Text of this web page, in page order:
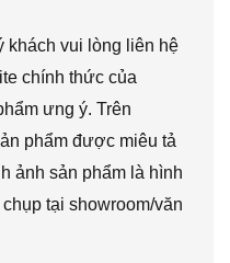
khách vui lòng liên hệ
chính thức của
ưng ý. Trên
phẩm được miêu tả
ảnh sản phẩm là hình
tại showroom/văn